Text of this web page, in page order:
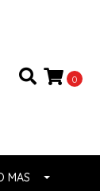
0
MAS